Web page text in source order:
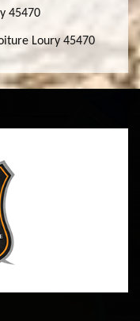
45470
Loury 45470